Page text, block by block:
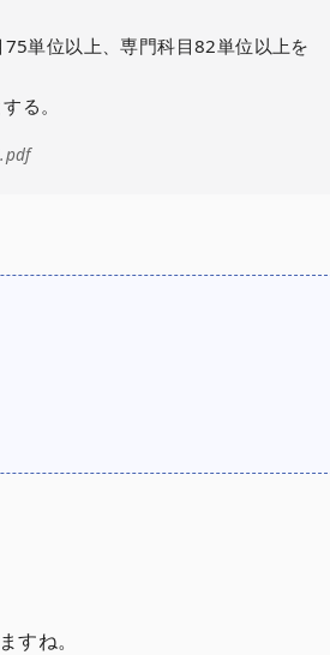
単位以上、専門科目82単位以上を
る。
すね。